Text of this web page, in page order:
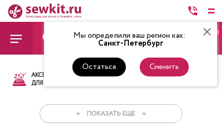
Мы определили ваш регион как:
Санкт-Петербург
Остаться Сменить
0
АКСЕССУАРЫ
ДЛЯ ШИТЬЯ
ТКАНИ НИТКИ
ПОКАЗАТЬ ЕЩЕ